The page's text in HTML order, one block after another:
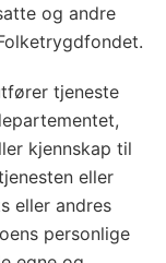
og andre
tjeneste
kjennskap til
eller
eller andres
personlige